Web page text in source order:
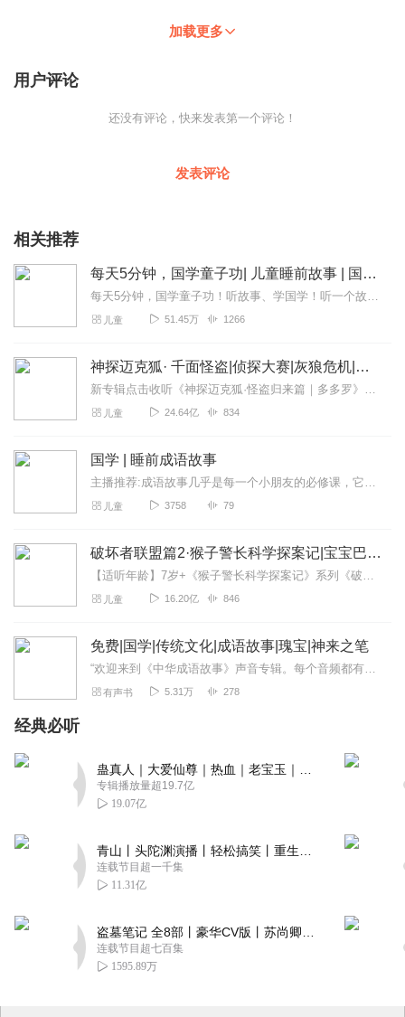
加载更多
用户评论
还没有评论，快来发表第一个评论！
发表评论
相关推荐
每天5分钟，国学童子功| 儿童睡前故事 | 国学启蒙 | 成语故事
每天5分钟，国学童子功！听故事、学国学！听一个故事，学一段国学！快乐积累历史、语文知识！典故，就是古书中的经典故事。每一个典故大致由出处、故事、含义三部分组成。...
儿童 51.45万 1266
神探迈克狐· 千面怪盗|侦探大赛|灰狼危机|多多罗
新专辑点击收听《神探迈克狐·怪盗归来篇｜多多罗》！！！>>>点击进入主播橱窗购买《神探迈克狐》系列图书吧!<<<多多罗故事【点击前往】收听多多罗其他好玩有趣的故...
儿童 24.64亿 834
国学 | 睡前成语故事
主播推荐:成语故事几乎是每一个小朋友的必修课，它涵盖了语言之美，历史典故，传统智慧，无疑是每个家庭教育“必备基本款”，不仅可以提高孩子的语言表达能力，还可以作为...
儿童 3758 79
破坏者联盟篇2·猴子警长科学探案记|宝宝巴士故事
【适听年龄】7岁+《猴子警长科学探案记》系列《破坏者联盟篇1·猴子警长科学探案记》>>>《破坏者联盟篇2·猴子警长科学探案记》>>>《破坏者联盟篇3·猴子警长科...
儿童 16.20亿 846
免费|国学|传统文化|成语故事|瑰宝|神来之笔
“欢迎来到《中华成语故事》声音专辑。每个音频都有成语的中文释义，及生动的故事来阐述这个成语的含义。专业的讲述者将用生动的语言、富有感染力的声音，为您详细解读每个...
有声书 5.31万 278
经典必听
专辑播放量超19.7亿
19.07亿
连载节目超一千集
11.31亿
连载节目超七百集
1595.89万